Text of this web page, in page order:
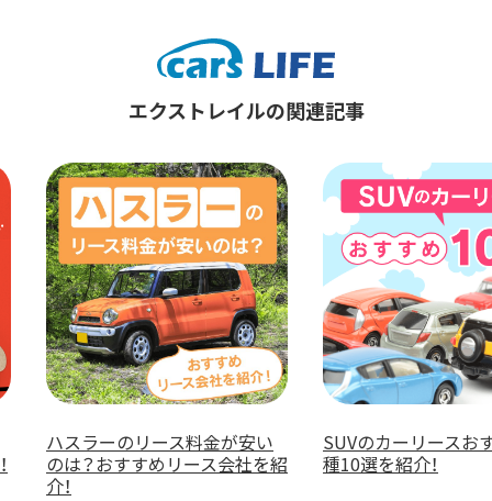
エクストレイルの関連記事
ハスラーのリース料金が安い
のは？おすすめリース会社を紹
介！
SUVのカーリースお
種10選を紹介！